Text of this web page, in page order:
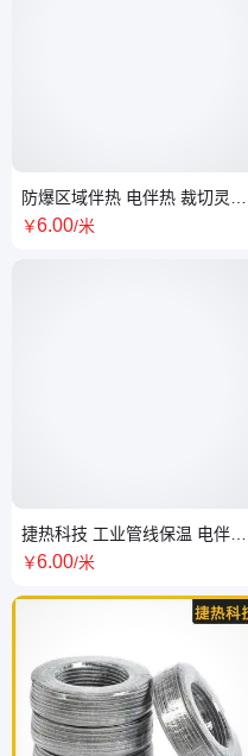
防爆区域伴热 电伴热 裁切灵活
抗老化 实力大厂 捷热科技
￥6.00/米
捷热科技 工业管线保温 电伴热
恒温稳定 防火防潮 按需定制
￥6.00/米